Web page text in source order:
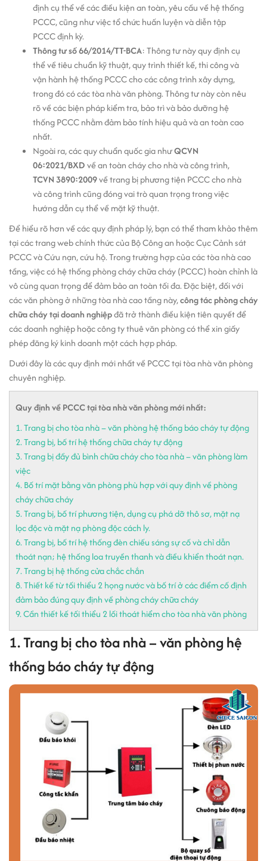
định cụ thể về các điều kiện an toàn, yêu cầu về hệ thống
PCCC, cũng như việc tổ chức huấn luyện và diễn tập
PCCC định kỳ.
Thông tư số 66/2014/TT-BCA: Thông tư này quy định cụ
thể về tiêu chuẩn kỹ thuật, quy trình thiết kế, thi công và
vận hành hệ thống PCCC cho các công trình xây dựng,
trong đó có các tòa nhà văn phòng. Thông tư này còn nêu
rõ về các biện pháp kiểm tra, bảo trì và bảo dưỡng hệ
thống PCCC nhằm đảm bảo tính hiệu quả và an toàn cao
nhất.
Ngoài ra, các quy chuẩn quốc gia nhưQCVN
06:2021/BXDvề an toàn cháy cho nhà và công trình,
TCVN 3890:2009về trang bị phương tiện PCCC cho nhà
và công trình cũng đóng vai trò quan trọng trong việc
hướng dẫn cụ thể về mặt kỹ thuật.
Để hiểu rõ hơn về các quy định pháp lý, bạn có thể tham khảo thêm
tại các trang web chính thức của Bộ Công an hoặc Cục Cảnh sát
PCCC và Cứu nạn, cứu hộ. Trong trường hợp của các tòa nhà cao
tầng, việc có hệ thống phòng cháy chữa cháy (PCCC) hoàn chỉnh là
vô cùng quan trọng để đảm bảo an toàn tối đa. Đặc biệt, đối với
các văn phòng ở những tòa nhà cao tầng này,công tác phòng cháy
chữa cháy tại doanh nghiệpđã trở thành điều kiện tiên quyết để
các doanh nghiệp hoặc công ty thuê văn phòng có thể xin giấy
phép đăng ký kinh doanh một cách hợp pháp.
Dưới đây là các quy định mới nhất về PCCC tại tòa nhà văn phòng
chuyên nghiệp.
Quy định về PCCC tại tòa nhà văn phòng mới nhất:
1. Trang bị cho tòa nhà – văn phòng hệ thống báo cháy tự động
2. Trang bị, bố trí hệ thống chữa cháy tự động
3. Trang bị đầy đủ bình chữa cháy cho tòa nhà – văn phòng làm
việc
4. Bố trí mặt bằng văn phòng phù hợp với quy định về phòng
cháy chữa cháy
5. Trang bị, bố trí phương tiện, dụng cụ phá dỡ thô sơ, mặt nạ
lọc độc và mặt nạ phòng độc cách ly.
6. Trang bị, bố trí hệ thống đèn chiếu sáng sự cố và chỉ dẫn
thoát nạn; hệ thống loa truyền thanh và điều khiển thoát nạn.
7. Trang bị hệ thống cửa chắc chắn
8. Thiết kế từ tối thiểu 2 họng nước và bố trí ở các điểm cố định
đảm bảo đúng quy định về phòng cháy chữa cháy
9. Cần thiết kế tối thiểu 2 lối thoát hiểm cho tòa nhà văn phòng
1. Trang bị cho tòa nhà – văn phòng hệ
thống báo cháy tự động